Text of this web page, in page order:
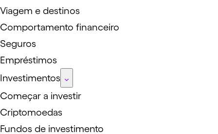
Viagem e destinos
Comportamento financeiro
Seguros
Empréstimos
Investimentos
Começar a investir
Criptomoedas
Fundos de investimento